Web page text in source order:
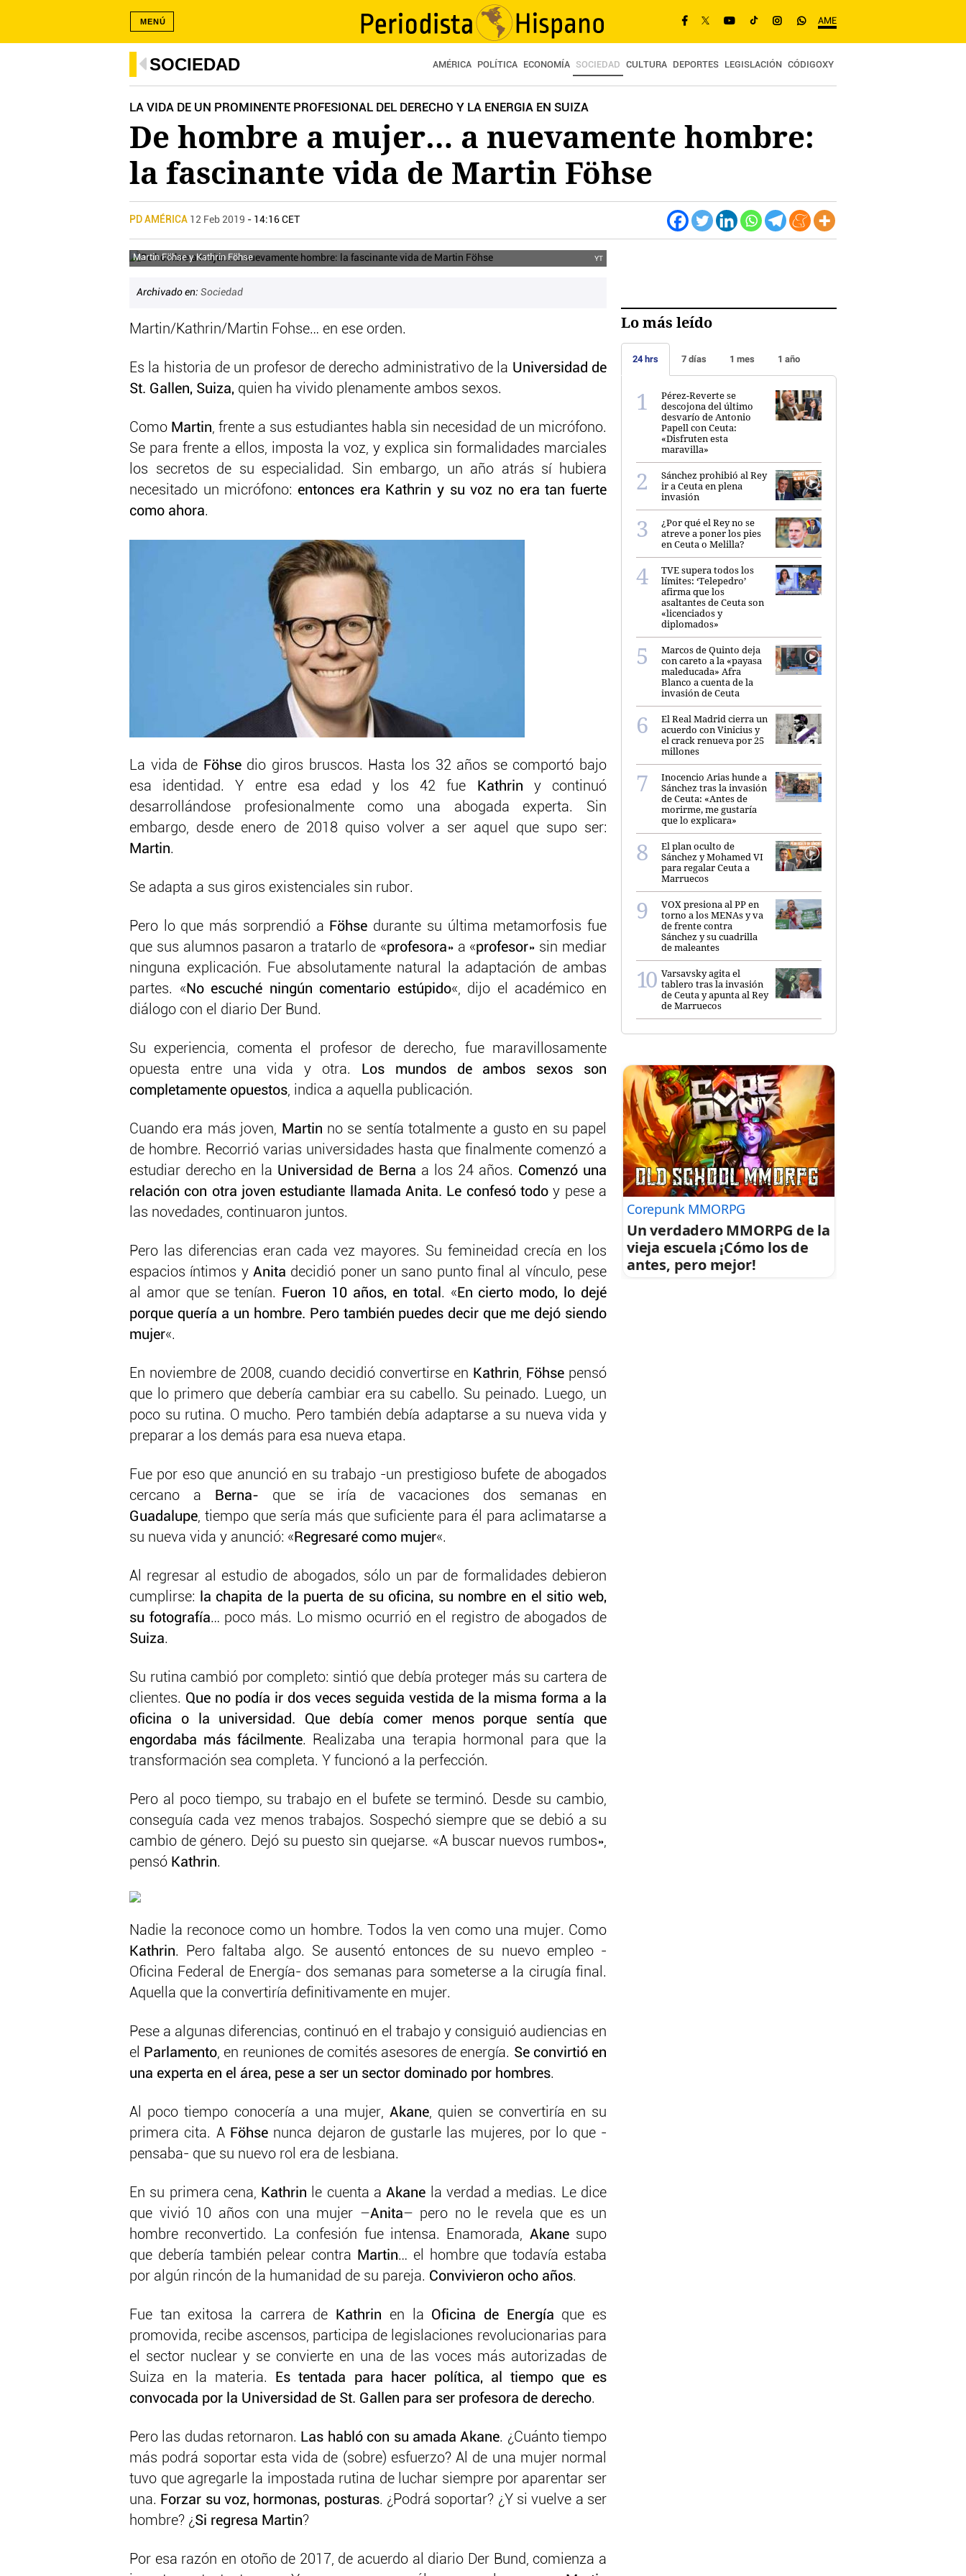
AME
MENÚ
SOCIEDAD AMÉRICA POLÍTICA ECONOMÍA SOCIEDAD CULTURA DEPORTES LEGISLACIÓN CÓDIGOXY
LA VIDA DE UN PROMINENTE PROFESIONAL DEL DERECHO Y LA ENERGIA EN SUIZA
De hombre a mujer… a nuevamente hombre:
la fascinante vida de Martin Föhse
PD AMÉRICA 12 Feb 2019 - 14:16 CET
Martin Föhse y Kathrin Föhse YT
Archivado en: Sociedad
Martin/Kathrin/Martin Fohse… en ese orden.
Es la historia de un profesor de derecho administrativo de la Universidad de
St. Gallen, Suiza, quien ha vivido plenamente ambos sexos.
Como Martin, frente a sus estudiantes habla sin necesidad de un micrófono.
Se para frente a ellos, imposta la voz, y explica sin formalidades marciales
los secretos de su especialidad. Sin embargo, un año atrás sí hubiera
necesitado un micrófono: entonces era Kathrin y su voz no era tan fuerte
como ahora.
La vida de Föhse dio giros bruscos. Hasta los 32 años se comportó bajo
esa identidad. Y entre esa edad y los 42 fue
Kathrin y continuó
desarrollándose profesionalmente como una abogada experta. Sin
embargo, desde enero de 2018 quiso volver a ser aquel que supo ser:
Martin.
Se adapta a sus giros existenciales sin rubor.
Pero lo que más sorprendió a Föhse durante su última metamorfosis fue
que sus alumnos pasaron a tratarlo de «profesora» a «profesor» sin mediar
ninguna explicación. Fue absolutamente natural la adaptación de ambas
partes. « No escuché ningún comentario estúpido«, dijo el académico en
diálogo con el diario Der Bund.
Su experiencia, comenta el profesor de derecho, fue maravillosamente
opuesta entre una vida y otra.
Los mundos de ambos sexos son
completamente opuestos, indica a aquella publicación.
Cuando era más joven, Martin no se sentía totalmente a gusto en su papel
de hombre. Recorrió varias universidades hasta que finalmente comenzó a
estudiar derecho en la Universidad de Berna a los 24 años. Comenzó una
relación con otra joven estudiante llamada Anita. Le confesó todo y pese a
las novedades, continuaron juntos.
Pero las diferencias eran cada vez mayores. Su femineidad crecía en los
espacios íntimos y Anita decidió poner un sano punto final al vínculo, pese
al amor que se tenían.
Fueron 10 años, en total . « En cierto modo, lo dejé
porque quería a un hombre. Pero también puedes decir que me dejó siendo
mujer«.
En noviembre de 2008, cuando decidió convertirse en Kathrin, Föhse pensó
que lo primero que debería cambiar era su cabello. Su peinado. Luego, un
poco su rutina. O mucho. Pero también debía adaptarse a su nueva vida y
preparar a los demás para esa nueva etapa.
Fue por eso que anunció en su trabajo -un prestigioso bufete de abogados
cercano a
Berna- que se iría de vacaciones dos semanas en
Guadalupe, tiempo que sería más que suficiente para él para aclimatarse a
su nueva vida y anunció: « Regresaré como mujer«.
Al regresar al estudio de abogados, sólo un par de formalidades debieron
cumplirse:
la chapita de la puerta de su oficina, su nombre en el sitio web,
su fotografía… poco más. Lo mismo ocurrió en el registro de abogados de
Suiza.
Su rutina cambió por completo: sintió que debía proteger más su cartera de
clientes. Que no podía ir dos veces seguida vestida de la misma forma a la
oficina o la universidad. Que debía comer menos porque sentía que
engordaba más fácilmente. Realizaba una terapia hormonal para que la
transformación sea completa. Y funcionó a la perfección.
Pero al poco tiempo, su trabajo en el bufete se terminó. Desde su cambio,
conseguía cada vez menos trabajos. Sospechó siempre que se debió a su
cambio de género. Dejó su puesto sin quejarse. «A buscar nuevos rumbos»,
pensó Kathrin.
Nadie la reconoce como un hombre. Todos la ven como una mujer. Como
Kathrin. Pero faltaba algo. Se ausentó entonces de su nuevo empleo -
Oficina Federal de Energía- dos semanas para someterse a la cirugía final.
Aquella que la convertiría definitivamente en mujer.
Pese a algunas diferencias, continuó en el trabajo y consiguió audiencias en
el
Parlamento, en reuniones de comités asesores de energía. Se convirtió en
una experta en el área, pese a ser un sector dominado por hombres.
Al poco tiempo conocería a una mujer,Akane, quien se convertiría en su
primera cita. A Föhsenunca dejaron de gustarle las mujeres, por lo que -
pensaba- que su nuevo rol era de lesbiana.
En su primera cena, Kathrin le cuenta aAkane la verdad a medias. Le dice
que vivió 10 años con una mujer –Anita– pero no le revela que es un
hombre reconvertido. La confesión fue intensa. Enamorada, Akanesupo
que debería también pelear contra Martin… el hombre que todavía estaba
por algún rincón de la humanidad de su pareja. Convivieron ocho años.
Fue tan exitosa la carrera de Kathrin en la Oficina de Energía que es
promovida, recibe ascensos, participa de legislaciones revolucionarias para
el sector nuclear y se convierte en una de las voces más autorizadas de
Suiza en la materia.
Es tentada para hacer política, al tiempo que es
convocada por la Universidad de St. Gallen para ser profesora de derecho.
Pero las dudas retornaron. Las habló con su amada Akane. ¿Cuánto tiempo
más podrá soportar esta vida de (sobre) esfuerzo? Al de una mujer normal
tuvo que agregarle la impostada rutina de luchar siempre por aparentar ser
una. Forzar su voz, hormonas, posturas. ¿Podrá soportar? ¿Y si vuelve a ser
hombre? ¿ Si regresa Martin?
Por esa razón en otoño de 2017, de acuerdo al diario Der Bund, comienza a
Lo más leído
24 hrs 7 días 1 mes 1 año
Pérez-Reverte se
descojona del último
desvarío de Antonio
Papell con Ceuta:
«Disfruten esta
maravilla»
Sánchez prohibió al Rey
ir a Ceuta en plena
invasión
¿Por qué el Rey no se
atreve a poner los pies
en Ceuta o Melilla?
TVE supera todos los
límites: ‘Telepedro’
afirma que los
asaltantes de Ceuta son
«licenciados y
diplomados»
Marcos de Quinto deja
con careto a la «payasa
maleducada» Afra
Blanco a cuenta de la
invasión de Ceuta
El Real Madrid cierra un
acuerdo con Vinicius y
el crack renueva por 25
millones
Inocencio Arias hunde a
Sánchez tras la invasión
de Ceuta: «Antes de
morirme, me gustaría
que lo explicara»
El plan oculto de
Sánchez y Mohamed VI
para regalar Ceuta a
Marruecos
VOX presiona al PP en
torno a los MENAs y va
de frente contra
Sánchez y su cuadrilla
de maleantes
Varsavsky agita el
tablero tras la invasión
de Ceuta y apunta al Rey
de Marruecos
Corepunk MMORPG
Un verdadero MMORPG de la
vieja escuela ¡Cómo los de
antes, pero mejor!